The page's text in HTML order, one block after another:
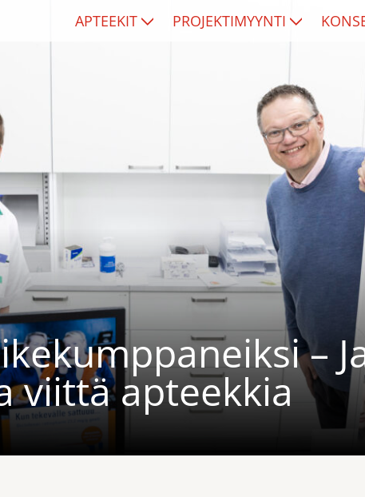
APTEEKIT PROJEKTIMYYNTI
–
viittä apteekkia